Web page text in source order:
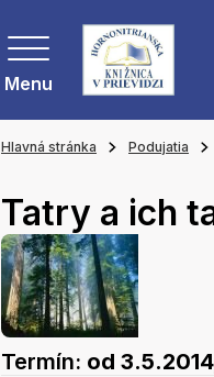
Menu
Hlavná stránka Podujatia
Tatry a ich
Termín: od